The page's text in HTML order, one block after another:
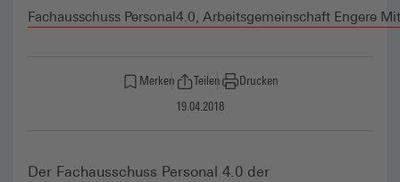
Fachausschuss Personal4.0, Arbeits­gemeinschaft Engere
Merken Teilen
Drucken
19.04.2018
Der Fachausschuss Personal 4.0 der